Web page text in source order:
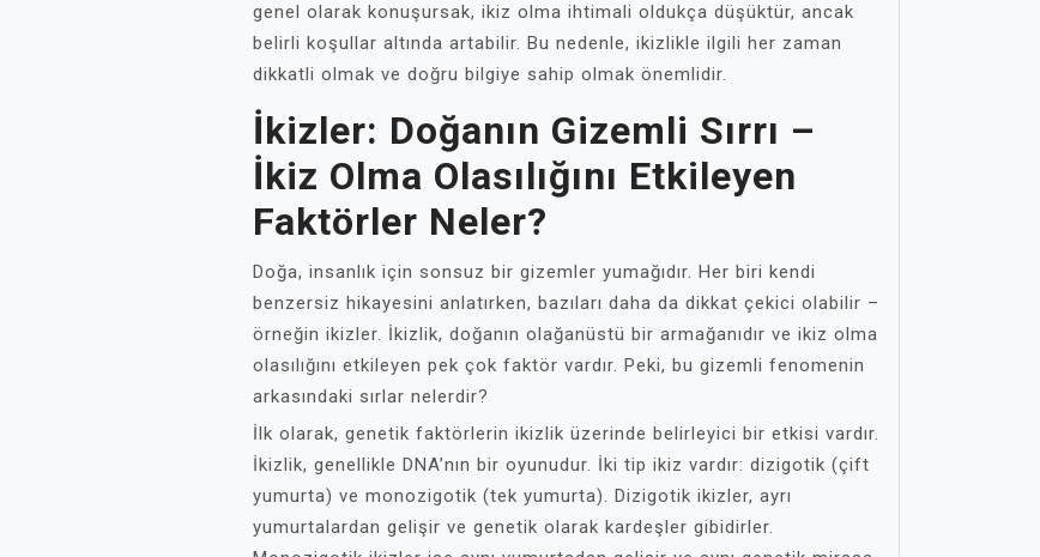
genel olarak konuşursak, ikiz olma ihtimali oldukça düşüktür, ancak
belirli koşullar altında artabilir. Bu nedenle, ikizlikle ilgili her zaman
dikkatli olmak ve doğru bilgiye sahip olmak önemlidir.
İkizler: Doğanın Gizemli Sırrı –
İkiz Olma Olasılığını Etkileyen
Faktörler Neler?
Doğa, insanlık için sonsuz bir gizemler yumağıdır. Her biri kendi
benzersiz hikayesini anlatırken, bazıları daha da dikkat çekici olabilir –
örneğin ikizler. İkizlik, doğanın olağanüstü bir armağanıdır ve ikiz olma
olasılığını etkileyen pek çok faktör vardır. Peki, bu gizemli fenomenin
arkasındaki sırlar nelerdir?
İlk olarak, genetik faktörlerin ikizlik üzerinde belirleyici bir etkisi vardır.
İkizlik, genellikle DNA’nın bir oyunudur. İki tip ikiz vardır: dizigotik (çift
yumurta) ve monozigotik (tek yumurta). Dizigotik ikizler, ayrı
yumurtalardan gelişir ve genetik olarak kardeşler gibidirler.